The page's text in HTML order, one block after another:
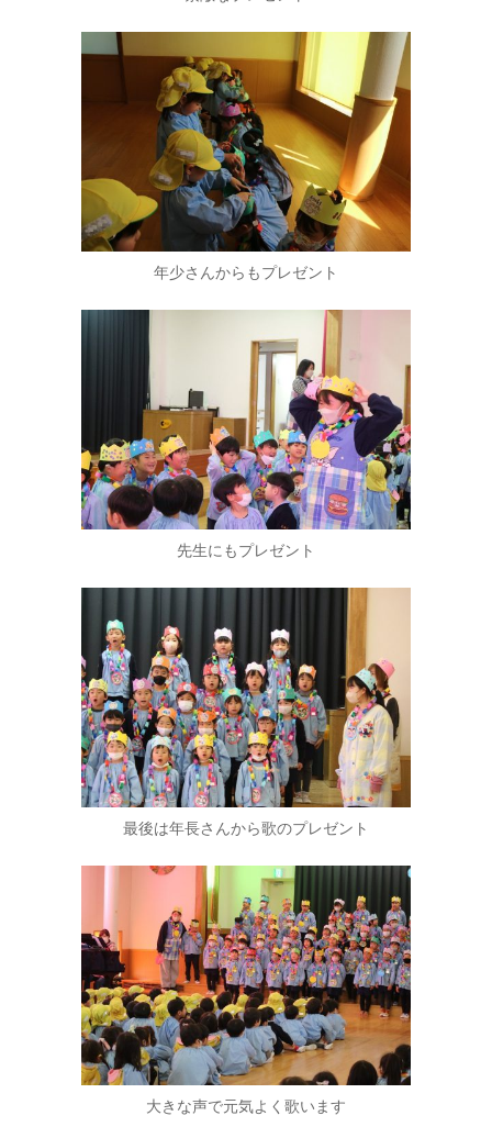
年少さんからもプレゼント
先生にもプレゼント
最後は年長さんから歌のプレゼント
大きな声で元気よく歌います